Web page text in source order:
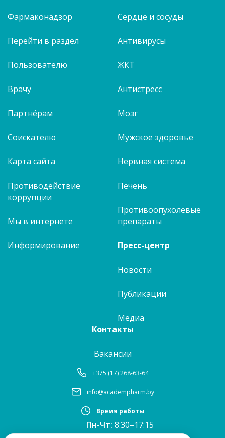
Фармаконадзор
Перейти в раздел
Пользователю
Врачу
Партнёрам
Соискателю
Карта сайта
Противодействие
коррупции
Мы в интернете
Информирование
Сердце и сосуды
Антивирусы
ЖКТ
Антистресс
Мозг
Мужское здоровье
Нервная система
Печень
Противоопухолевые
препараты
Пресс-центр
Новости
Публикации
Медиа
Контакты
Вакансии
+375 (17) 268-63-64
info@academpharm.by
Время работы
Пн-Чт: 8:30–17:15